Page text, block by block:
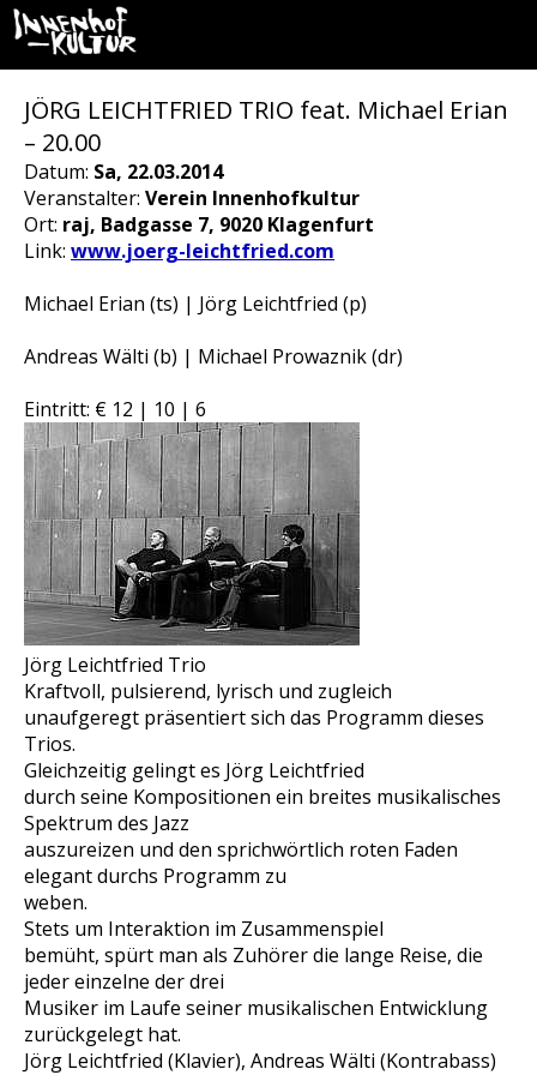
JÖRG LEICHTFRIED TRIO feat. Michael Erian
– 20.00
Datum: Sa, 22.03.2014
Veranstalter: Verein Innenhofkultur
Ort: raj, Badgasse 7, 9020 Klagenfurt
Link: www.joerg-leichtfried.com
Michael Erian (ts) | Jörg Leichtfried (p)
Andreas Wälti (b) | Michael Prowaznik (dr)
Eintritt: € 12 | 10 | 6
Jörg Leichtfried Trio
Kraftvoll, pulsierend, lyrisch und zugleich
unaufgeregt präsentiert sich das Programm dieses
Trios.
Gleichzeitig gelingt es Jörg Leichtfried
durch seine Kompositionen ein breites musikalisches
Spektrum des Jazz
auszureizen und den sprichwörtlich roten Faden
elegant durchs Programm zu
weben.
Stets um Interaktion im Zusammenspiel
bemüht, spürt man als Zuhörer die lange Reise, die
jeder einzelne der drei
Musiker im Laufe seiner musikalischen Entwicklung
zurückgelegt hat.
Jörg Leichtfried (Klavier), Andreas Wälti (Kontrabass)